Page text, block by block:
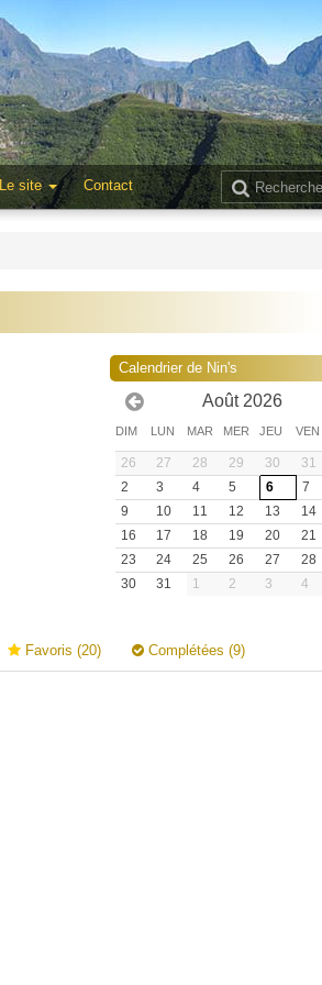
Le site Contact
Calendrier de Nin's
Août 2026
DIM LUN MAR MER JEU VEN
26 27 28 29 30 31
2
3 4 5 6 7
9
10 11 12 13 14
16
17 18 19 20 21
23
24 25 26 27 28
30
31 1 2 3 4
Favoris (20) Complétées (9)